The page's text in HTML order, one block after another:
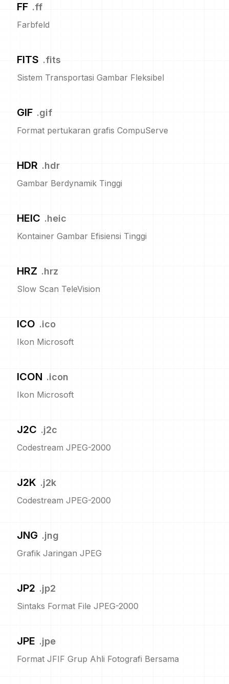
FF .ff
Farbfeld
FITS .fits
Sistem Transportasi Gambar Fleksibel
GIF .gif
Format pertukaran grafis CompuServe
HDR .hdr
Gambar Berdynamik Tinggi
HEIC .heic
Kontainer Gambar Efisiensi Tinggi
HRZ .hrz
Slow Scan TeleVision
ICO .ico
Ikon Microsoft
ICON .icon
Ikon Microsoft
J2C .j2c
Codestream JPEG-2000
J2K .j2k
Codestream JPEG-2000
JNG .jng
Grafik Jaringan JPEG
JP2 .jp2
Sintaks Format File JPEG-2000
JPE .jpe
Format JFIF Grup Ahli Fotografi Bersama